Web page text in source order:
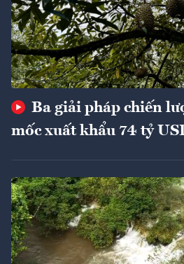
Ba giải pháp chiến
mốc xuất khẩu 74 tỷ